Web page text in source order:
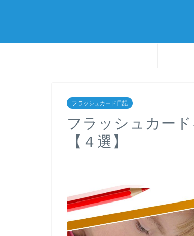
フラッシュカード日記
フラッシュカー
【４選】